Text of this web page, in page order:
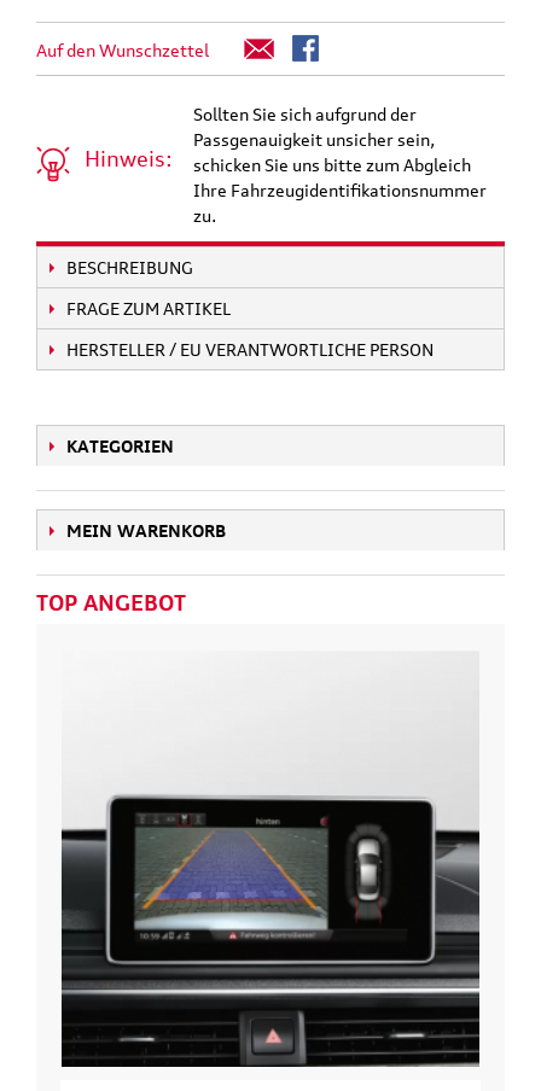
Auf den Wunschzettel
Hinweis:
Sollten Sie sich aufgrund der
Passgenauigkeit unsicher sein,
schicken Sie uns bitte zum Abgleich
Ihre Fahrzeugidentifikationsnummer
zu.
BESCHREIBUNG
FRAGE ZUM ARTIKEL
HERSTELLER / EU VERANTWORTLICHE PERSON
KATEGORIEN
MEIN WARENKORB
TOP ANGEBOT